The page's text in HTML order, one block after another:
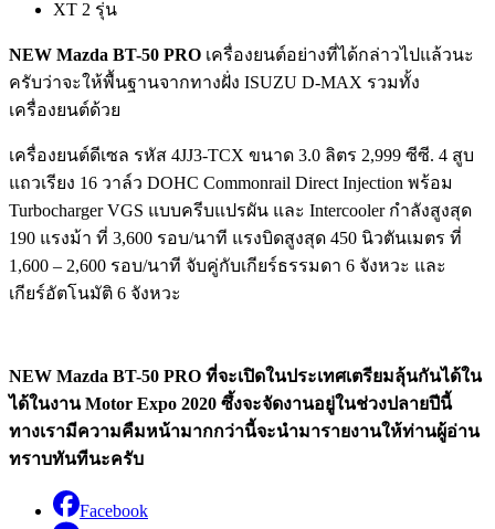
XT 2 รุ่น
NEW Mazda BT-50 PRO เครื่องยนต์อย่างที่ได้กล่าวไปแล้วนะ
ครับว่าจะให้พื้นฐานจากทางฝั่ง ISUZU D-MAX รวมทั้ง
เครื่องยนต์ด้วย
เครื่องยนต์ดีเซล รหัส 4JJ3-TCX ขนาด 3.0 ลิตร 2,999 ซีซี. 4 สูบ
แถวเรียง 16 วาล์ว DOHC Commonrail Direct Injection พร้อม
Turbocharger VGS แบบครีบแปรผัน และ Intercooler กำลังสูงสุด
190 แรงม้า ที่ 3,600 รอบ/นาที แรงบิดสูงสุด 450 นิวตันเมตร ที่
1,600 – 2,600 รอบ/นาที จับคู่กับเกียร์ธรรมดา 6 จังหวะ และ
เกียร์อัตโนมัติ 6 จังหวะ
NEW Mazda BT-50 PRO ที่จะเปิดในประเทศเตรียมลุ้นกันได้ใน
ได้ในงาน Motor Expo 2020 ซึ้งจะจัดงานอยู่ในช่วงปลายปีนี้
ทางเรามีความคืมหน้ามากกว่านี้จะนำมารายงานให้ท่านผู้อ่าน
ทราบทันทีนะครับ
Facebook